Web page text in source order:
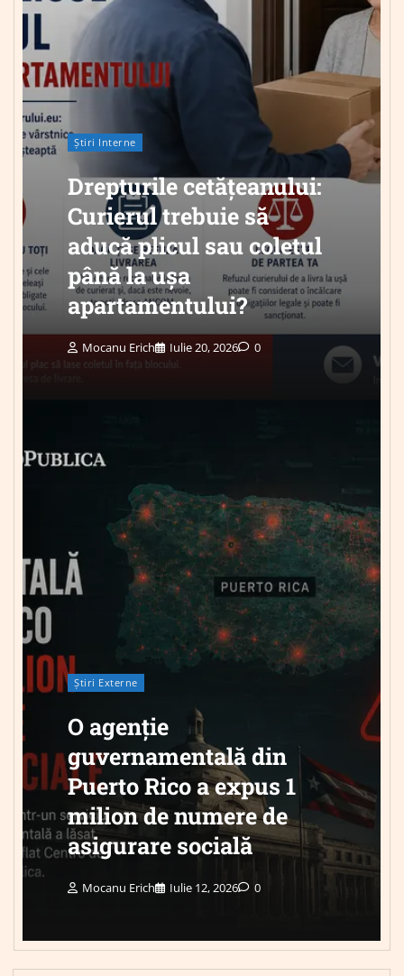
Știri Interne
Drepturile cetățeanului:
Curierul trebuie să
aducă plicul sau coletul
până la ușa
apartamentului?
Mocanu Erich Iulie 20, 2026 0
Știri Externe
O agenție
guvernamentală din
Puerto Rico a expus 1
milion de numere de
asigurare socială
Mocanu Erich Iulie 12, 2026 0